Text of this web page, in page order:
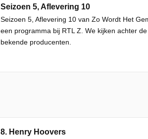
Seizoen 5, Aflevering 10
Seizoen 5, Aflevering 10 van Zo Wordt Het
een programma bij RTL Z. We kijken achter
bekende producenten.
8. Henry Hoovers